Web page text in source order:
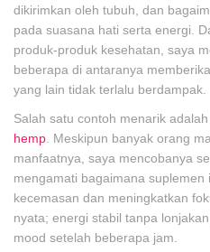
dikirimkan oleh tubuh, dan
pada suasana hati serta energi.
produk-produk kesehatan, saya
beberapa di antaranya
yang lain tidak terlalu berdampak.
Salah satu contoh menarik
hemp . Meskipun banyak orang
manfaatnya, saya mencobanya
mengamati bagaimana
kecemasan dan meningkatkan
nyata; energi stabil tanpa
mood setelah beberapa jam.